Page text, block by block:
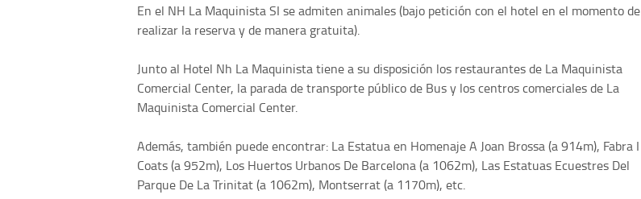
En el NH La Maquinista SI se admiten animales (bajo petición con el hotel en el momento de
realizar la reserva y de manera gratuita).
Junto al Hotel Nh La Maquinista tiene a su disposición los restaurantes de La Maquinista
Comercial Center, la parada de transporte público de Bus y los centros comerciales de La
Maquinista Comercial Center.
Además, también puede encontrar: La Estatua en Homenaje A Joan Brossa (a 914m), Fabra I
Coats (a 952m), Los Huertos Urbanos De Barcelona (a 1062m), Las Estatuas Ecuestres Del
Parque De La Trinitat (a 1062m), Montserrat (a 1170m), etc.